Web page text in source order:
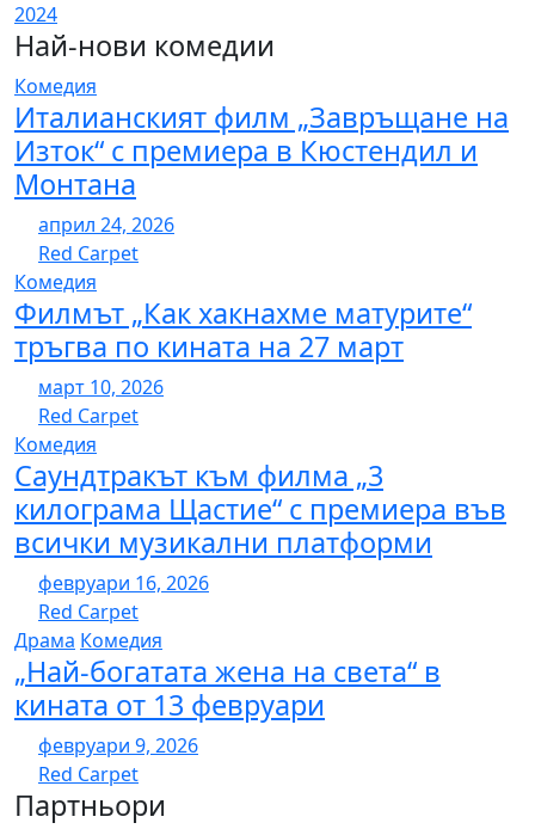
2024
Най-нови комедии
Комедия
Италианският филм „Завръщане на
Изток“ с премиера в Кюстендил и
Монтана
април 24, 2026
Red Carpet
Комедия
Филмът „Как хакнахме матурите“
тръгва по кината на 27 март
март 10, 2026
Red Carpet
Комедия
Саундтракът към филма „3
килограма Щастие“ с премиера във
всички музикални платформи
февруари 16, 2026
Red Carpet
Драма Комедия
„Най-богатата жена на света“ в
кината от 13 февруари
февруари 9, 2026
Red Carpet
Партньори